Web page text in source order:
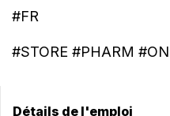
#FR
#STORE #PHARM #ON
Détails de l'emploi